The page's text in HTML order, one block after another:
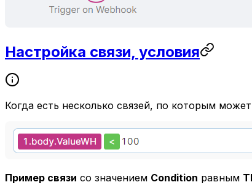
Настройка связи, условия
Когда есть несколько связей, по которым
Пример связи со значением Condition равным